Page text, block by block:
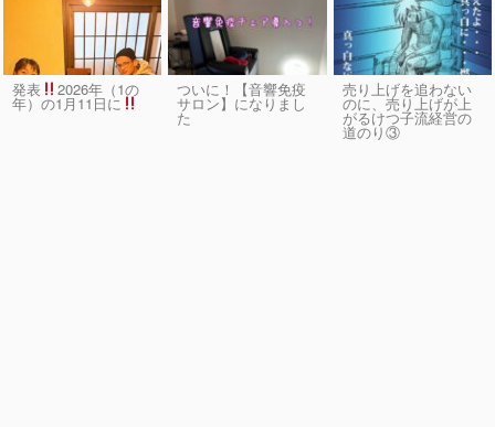
発表 2026年（1の
年）の1月11日に
ついに！【音響免疫
サロン】になりまし
た
売り上げを追わない
のに、売り上げが上
がるけつ子流経営の
道のり③